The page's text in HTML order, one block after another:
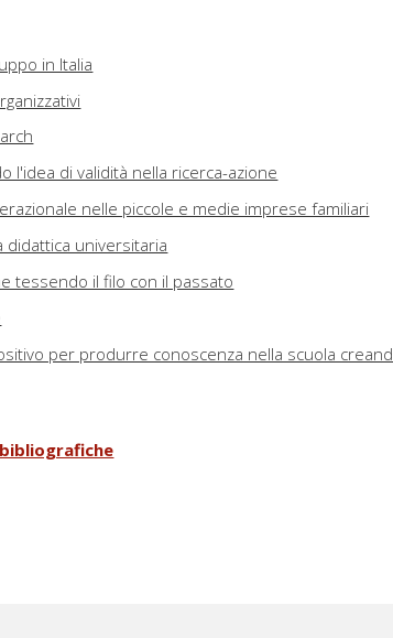
in Italia
l'idea di validità nella ricerca-azione
nelle piccole e medie imprese familiari
didattica universitaria
tessendo il filo con il passato
per produrre conoscenza nella scuola